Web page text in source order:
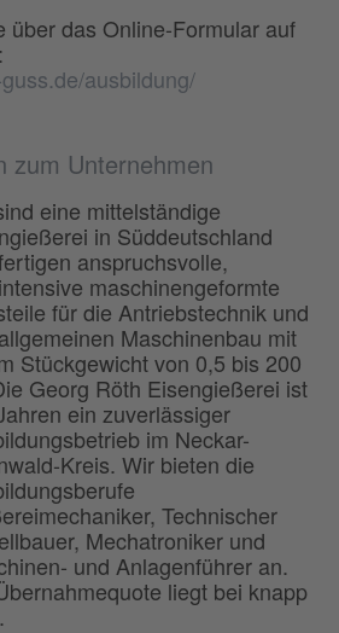
über das Online-Formular auf
ausbildung/
zum Unternehmen
eine mittelständige
in Süddeutschland
anspruchsvolle,
maschinengeformte
für die Antriebstechnik und
Maschinenbau mit
Stückgewicht von 0,5 bis 200
Georg Röth Eisengießerei ist
ein zuverlässiger
im Neckar-
Kreis. Wir bieten die
Technischer
Mechatroniker und
und Anlagenführer an.
liegt bei knapp